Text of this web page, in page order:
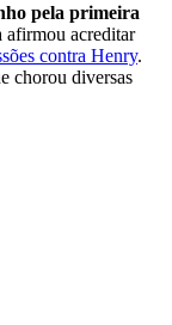
pela primeira
afirmou acreditar
contra Henry.
chorou diversas